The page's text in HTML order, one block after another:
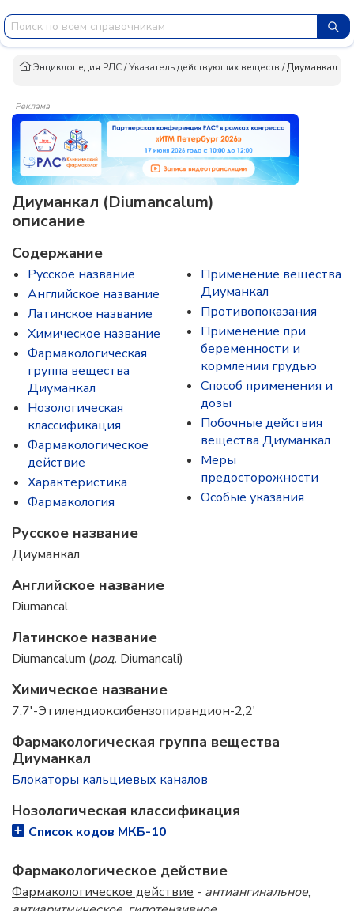
Энциклопедия РЛС/Указатель действующих веществ /Диуманкал
Реклама
Диуманкал (Diumancalum)
описание
Содержание
Русское название
Английское название
Латинское название
Химическое название
Фармакологическая
группа вещества
Диуманкал
Нозологическая
классификация
Фармакологическое
действие
Характеристика
Фармакология
Применение вещества
Диуманкал
Противопоказания
Применение при
беременности и
кормлении грудью
Способ применения и
дозы
Побочные действия
вещества Диуманкал
Меры
предосторожности
Особые указания
Русское название
Диуманкал
Английское название
Diumancal
Латинское название
Diumancalum (род. Diumancali)
Химическое название
7,7'-Этилендиоксибензопирандион-2,2'
Фармакологическая группа вещества
Диуманкал
Блокаторы кальциевых каналов
Нозологическая классификация
Список кодов МКБ-10
Фармакологическое действие
Фармакологическое действие - антиангинальное,